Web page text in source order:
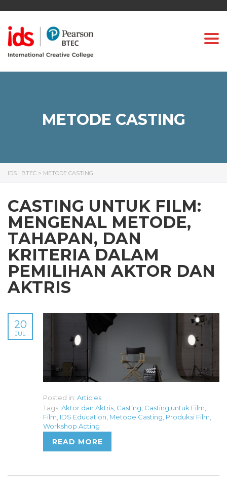
METODE CASTING
IDS | BTEC > METODE CASTING
CASTING UNTUK FILM:
MENGENAL METODE,
TAHAPAN, DAN
KRITERIA DALAM
PEMILIHAN AKTOR DAN
AKTRIS
20
JUL
Posted in: Articles
Tags: Aktor dan Aktris Casting Casting untuk Film
Film IDS Education Metode Casting Produksi Film
Workshop Acting
READ MORE